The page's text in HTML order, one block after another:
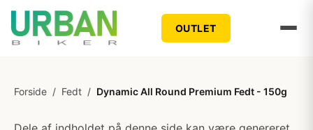
OUTLET
Forside / Fedt / Dynamic All Round Premium Fedt - 150g